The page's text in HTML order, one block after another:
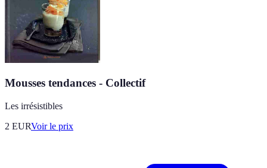
Mousses tendances - Collectif
Les irrésistibles
2 EURVoir le prix